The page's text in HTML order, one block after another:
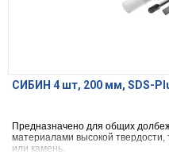
СИБИН 4 шт, 200 мм, SDS-
Предназначено для общих
материалами высокой твердости,
или камень.